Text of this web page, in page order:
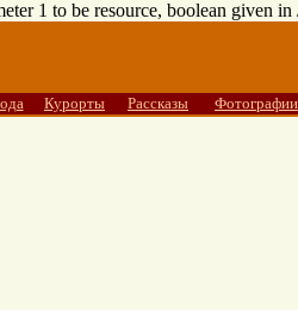
1 to be resource, boolean given
Курорты Рассказы Фотографии